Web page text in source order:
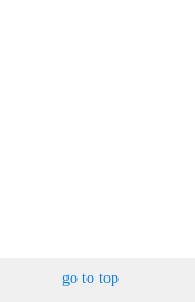
go to top